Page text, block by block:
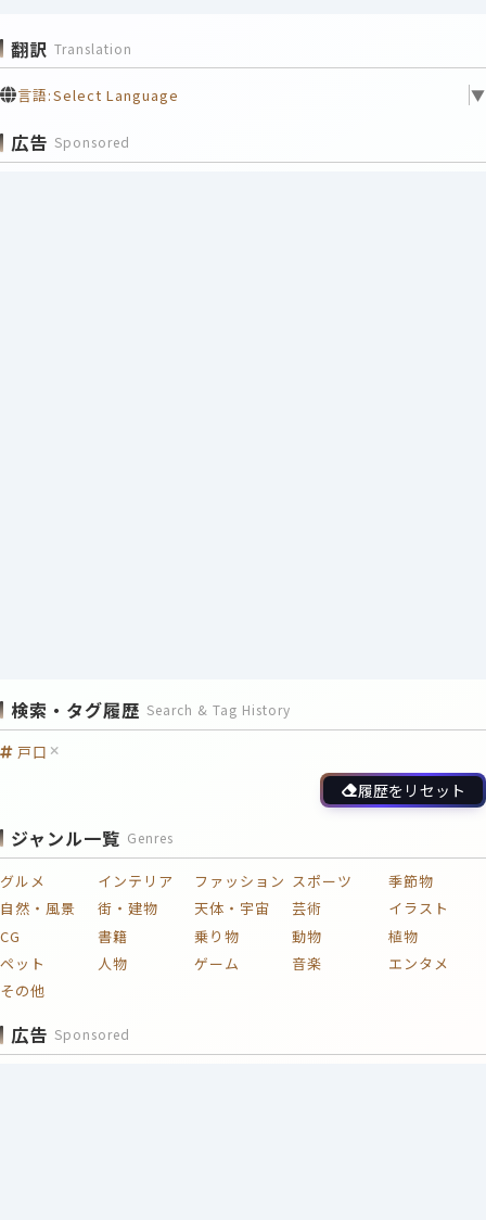
翻訳 Translation
言語:Select Language ▼
広告 Sponsored
検索・タグ履歴 Search & Tag History
戸口
履歴をリセット
ジャンル一覧 Genres
グルメ インテリア ファッション スポーツ
季節物
自然・風景
街・建物 天体・宇宙 芸術
イラスト
CG
書籍 乗り物 動物
植物
ペット
人物 ゲーム 音楽
エンタメ
その他
広告 Sponsored